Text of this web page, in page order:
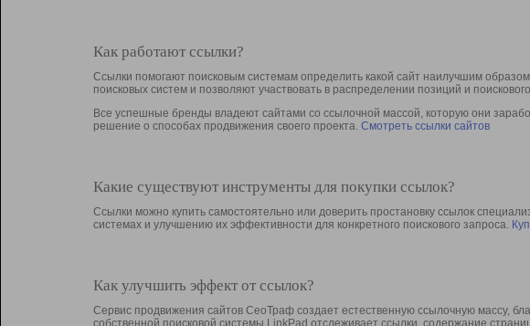
Как работают ссылки?
Ссылки помогают поисковым системам определить какой сайт наилучшим
поисковых систем и позволяют участвовать в раcпределении позиций и
Все успешные бренды владеют сайтами со ссылочной массой, которую они
решение о способах продвижения своего проекта. Смотреть ссылки сайтов
Какие существуют инструменты для покупки ссылок?
Ссылки можно купить самостоятельно или доверить простановку ссылок
системах и улучшению их эффективности для конкретного поискового запроса.
Как улучшить эффект от ссылок?
Сервис продвижения сайтов СеоТраф создает естественную ссылочную массу,
собственной поисковой системы LinkPad отслеживает ссылки, содержание